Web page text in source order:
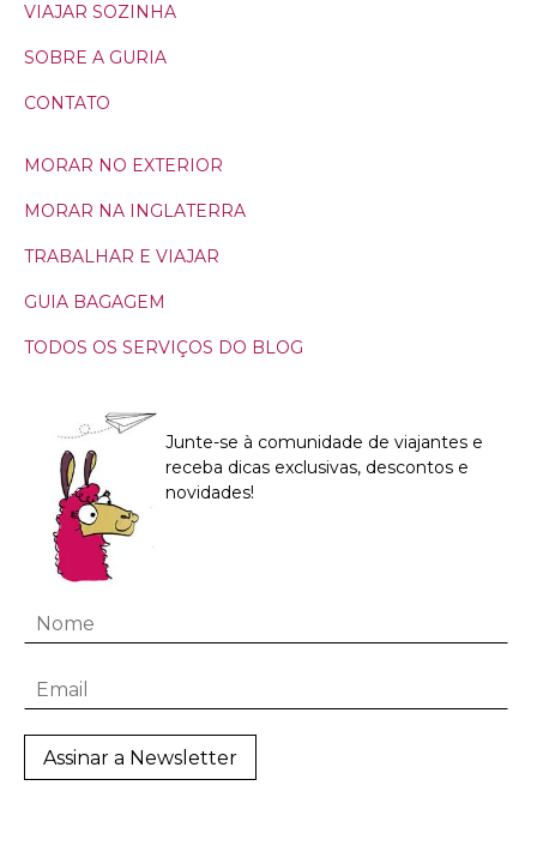
VIAJAR SOZINHA
SOBRE A GURIA
CONTATO
MORAR NO EXTERIOR
MORAR NA INGLATERRA
TRABALHAR E VIAJAR
GUIA BAGAGEM
TODOS OS SERVIÇOS DO BLOG
Junte-se à comunidade de viajantes e
receba dicas exclusivas, descontos e
novidades!